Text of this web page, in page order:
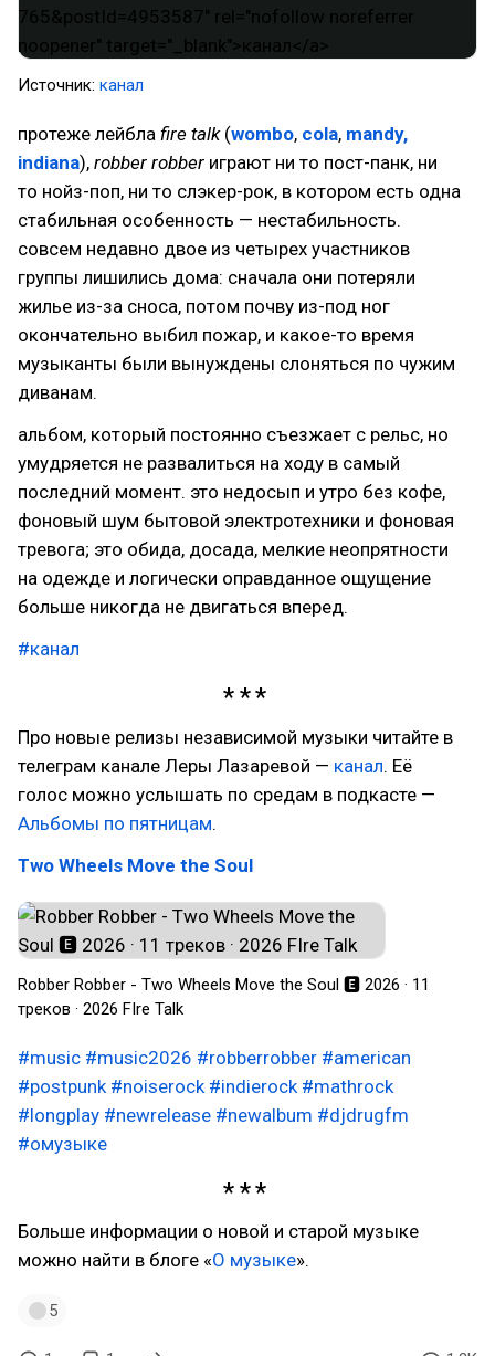
Источник: канал
протеже лейбла fire talk(wombo, cola, mandy,
indiana), robber robber играют ни то пост-панк, ни
то нойз-поп, ни то слэкер-рок, в котором есть одна
стабильная особенность — нестабильность.
совсем недавно двое из четырех участников
группы лишились дома: сначала они потеряли
жилье из-за сноса, потом почву из-под ног
окончательно выбил пожар, и какое-то время
музыканты были вынуждены слоняться по чужим
диванам.
альбом, который постоянно съезжает с рельс, но
умудряется не развалиться на ходу в самый
последний момент. это недосып и утро без кофе,
фоновый шум бытовой электротехники и фоновая
тревога; это обида, досада, мелкие неопрятности
на одежде и логически оправданное ощущение
больше никогда не двигаться вперед.
#канал
Про новые релизы независимой музыки читайте в
телеграм канале Леры Лазаревой — канал. Её
голос можно услышать по средам в подкасте —
Альбомы по пятницам.
Two Wheels Move the Soul
Robber Robber - Two Wheels Move the Soul 🅴 2026 · 11
треков · 2026 FIre Talk
#music #music2026 #robberrobber #american
#postpunk #noiserock #indierock #mathrock
#longplay #newrelease #newalbum #djdrugfm
#омузыке
Больше информации о новой и старой музыке
можно найти в блоге «О музыке».
5